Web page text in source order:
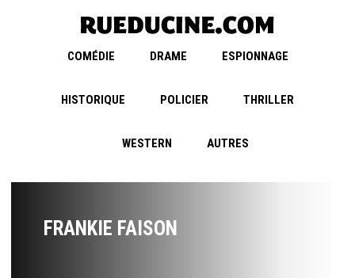
COMÉDIE DRAME ESPIONNAGE
HISTORIQUE POLICIER THRILLER
WESTERN AUTRES
FRANKIE FAISON